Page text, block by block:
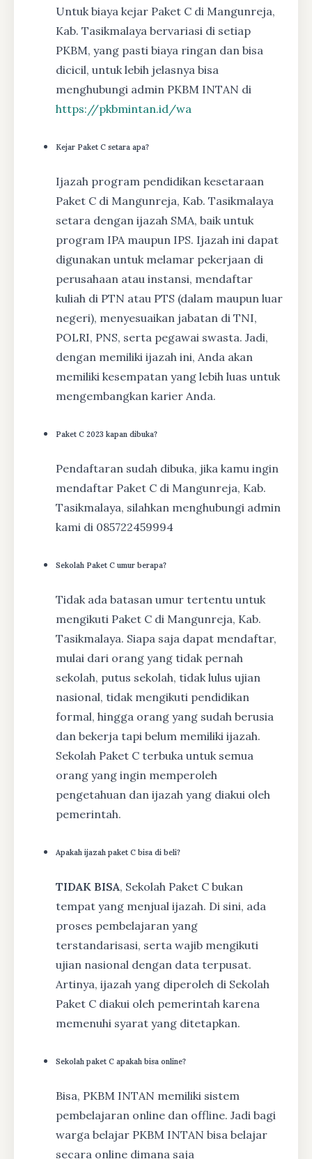
Untuk biaya kejar Paket C di Mangunreja,
Kab. Tasikmalaya bervariasi di setiap
PKBM, yang pasti biaya ringan dan bisa
dicicil, untuk lebih jelasnya bisa
menghubungi admin PKBM INTAN di
https://pkbmintan.id/wa
Kejar Paket C setara apa?
Ijazah program pendidikan kesetaraan
Paket C di Mangunreja, Kab. Tasikmalaya
setara dengan ijazah SMA, baik untuk
program IPA maupun IPS. Ijazah ini dapat
digunakan untuk melamar pekerjaan di
perusahaan atau instansi, mendaftar
kuliah di PTN atau PTS (dalam maupun luar
negeri), menyesuaikan jabatan di TNI,
POLRI, PNS, serta pegawai swasta. Jadi,
dengan memiliki ijazah ini, Anda akan
memiliki kesempatan yang lebih luas untuk
mengembangkan karier Anda.
Paket C 2023 kapan dibuka?
Pendaftaran sudah dibuka, jika kamu ingin
mendaftar Paket C di Mangunreja, Kab.
Tasikmalaya, silahkan menghubungi admin
kami di 085722459994
Sekolah Paket C umur berapa?
Tidak ada batasan umur tertentu untuk
mengikuti Paket C di Mangunreja, Kab.
Tasikmalaya. Siapa saja dapat mendaftar,
mulai dari orang yang tidak pernah
sekolah, putus sekolah, tidak lulus ujian
nasional, tidak mengikuti pendidikan
formal, hingga orang yang sudah berusia
dan bekerja tapi belum memiliki ijazah.
Sekolah Paket C terbuka untuk semua
orang yang ingin memperoleh
pengetahuan dan ijazah yang diakui oleh
pemerintah.
Apakah ijazah paket C bisa di beli?
TIDAK BISA, Sekolah Paket C bukan
tempat yang menjual ijazah. Di sini, ada
proses pembelajaran yang
terstandarisasi, serta wajib mengikuti
ujian nasional dengan data terpusat.
Artinya, ijazah yang diperoleh di Sekolah
Paket C diakui oleh pemerintah karena
memenuhi syarat yang ditetapkan.
Sekolah paket C apakah bisa online?
Bisa, PKBM INTAN memiliki sistem
pembelajaran online dan offline. Jadi bagi
warga belajar PKBM INTAN bisa belajar
secara online dimana saja